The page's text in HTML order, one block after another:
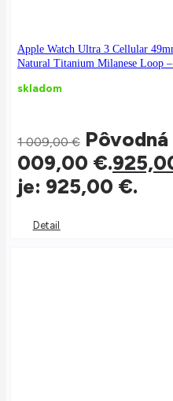
Apple Watch Ultra 3 Cellular
Natural Titanium Milanese Loop
skladom
1 009,00€ Pôvodná
009,00 €.
je: 925,00 €.
Detail